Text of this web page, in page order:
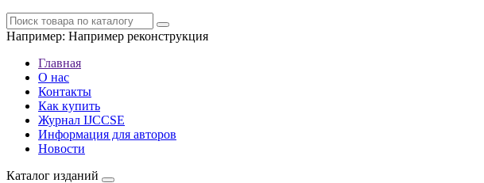
Например: Например реконструкция
Главная
О нас
Контакты
Как купить
Журнал IJCCSE
Информация для авторов
Новости
Каталог изданий